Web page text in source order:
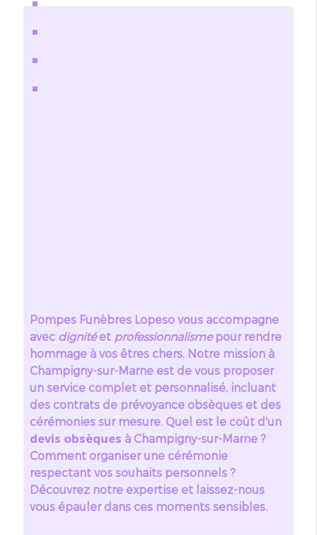
Pompes Funèbres Lopeso vous accompagne
avec dignitéet professionnalismepour rendre
hommage à vos êtres chers. Notre mission à
Champigny-sur-Marne est de vous proposer
un service complet et personnalisé, incluant
des contrats de prévoyance obsèques et des
cérémonies sur mesure. Quel est le coût d'un
devis obsèques à Champigny-sur-Marne ?
Comment organiser une cérémonie
respectant vos souhaits personnels ?
Découvrez notre expertise et laissez-nous
vous épauler dans ces moments sensibles.